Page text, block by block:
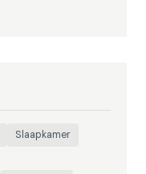
Slaapkamer